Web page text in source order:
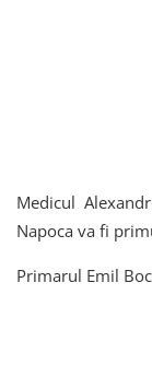
Medicul
Napoca va fi
Primarul Emil